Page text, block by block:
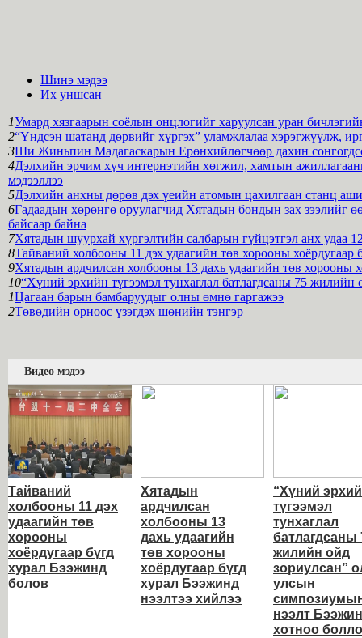
Шинэ мэдээ
Их уншсан
1Умард хязгаарын соёлын онцлогийг харуулсан уран
2“Үндсэн шатанд дөрвийг хүргэх” уламжлалаа хэрэгжүүлж,
3Ши Жиньпин Мадагаскарын Ерөнхийлөгчөөр дахин
4Дэлхийн эрчим хүч интернэтийн хөгжил, хамтын
мэдээллээ
5Дэлхийн анхны дөрөв дэх үеийн атомын цахилгаан станц
6Гадаадын хөрөнгө оруулагчид Хятадын бондын зах зээлийг
байсаар байна
7Хятадын шуурхай хүргэлтийн салбарын гүйцэтгэл анх удаа
8Тайваний холбооны 11 дэх удаагийн төв хорооны хоёрдугаар
9Хятадын ардчилсан холбооны 13 дахь удаагийн төв хорооны
10“Хүний эрхийн түгээмэл тунхаглал батлагдсаны 75
1Цагаан барын бамбаруудыг олны өмнө гаргажээ
2Төвөдийн орноос үзэгдэх шөнийн тэнгэр
Видео мэдээ
Тайваний
холбооны 11 дэх
удаагийн төв
хорооны
хоёрдугаар бүгд
хурал Бээжинд
болов
Хятадын
ардчилсан
холбооны 13
дахь удаагийн
төв хорооны
хоёрдугаар бүгд
хурал Бээжинд
нээлтээ хийлээ
“Хүний
түгээмэл
тунхаглал
батлагдсаны
жилийн ойд
зориулсан”
улсын
нээлт Бээжин
хотноо